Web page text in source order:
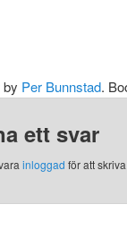
by Per Bunnstad.
ett svar
inloggad för att